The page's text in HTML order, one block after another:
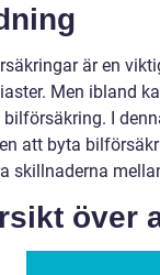
är en
Men ibland
I
att byta
skillnaderna
över